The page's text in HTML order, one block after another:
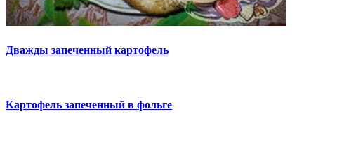
Дважды запеченный картофель
Картофель запеченный в фольге